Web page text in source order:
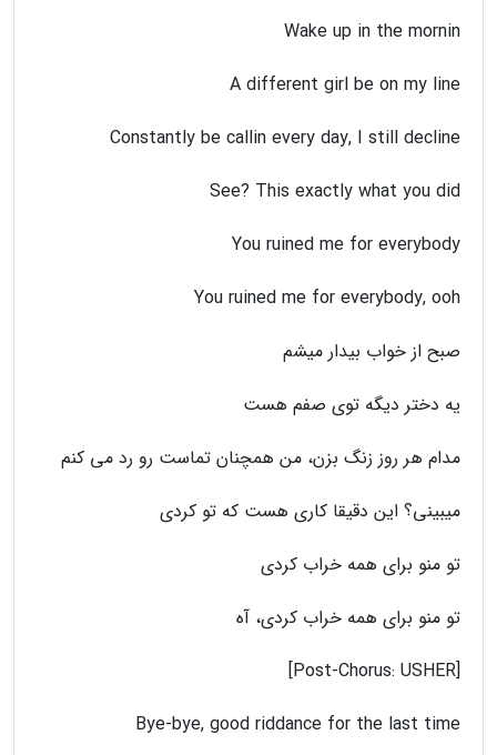
Wake up in the mornin
A different girl be on my line
Constantly be callin every day, I still decline
See? This exactly what you did
You ruined me for everybody
You ruined me for everybody, ooh
صبح از خواب بیدار میشم
یه دختر دیگه توی صفم هست
مدام هر روز زنگ بزن، من همچنان تماست رو رد می کنم
میبینی؟ این دقیقا کاری هست که تو کردی
تو منو برای همه خراب کردی
تو منو برای همه خراب کردی، آه
[Post-Chorus: USHER]
Bye-bye, good riddance for the last time